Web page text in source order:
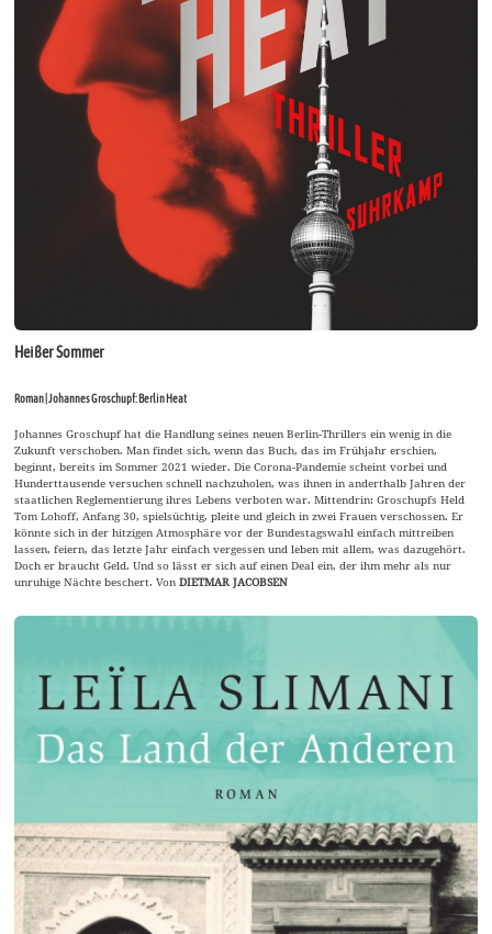
Heißer Sommer
Roman | Johannes Groschupf: Berlin Heat
Johannes Groschupf hat die Handlung seines neuen Berlin-Thrillers ein wenig in die
Zukunft verschoben. Man findet sich, wenn das Buch, das im Frühjahr erschien,
beginnt, bereits im Sommer 2021 wieder. Die Corona-Pandemie scheint vorbei und
Hunderttausende versuchen schnell nachzuholen, was ihnen in anderthalb Jahren der
staatlichen Reglementierung ihres Lebens verboten war. Mittendrin: Groschupfs Held
Tom Lohoff, Anfang 30, spielsüchtig, pleite und gleich in zwei Frauen verschossen. Er
könnte sich in der hitzigen Atmosphäre vor der Bundestagswahl einfach mittreiben
lassen, feiern, das letzte Jahr einfach vergessen und leben mit allem, was dazugehört.
Doch er braucht Geld. Und so lässt er sich auf einen Deal ein, der ihm mehr als nur
unruhige Nächte beschert. VonDIETMAR JACOBSEN